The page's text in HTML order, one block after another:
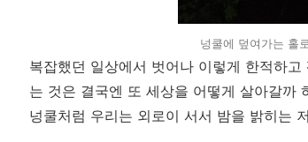
넝쿨에 덮여가는 홀
복잡했던 일상에서 벗어나 이렇게 한적하
는 것은 결국엔 또 세상을 어떻게 살아갈까
넝쿨처럼 우리는 외로이 서서 밤을 밝히는